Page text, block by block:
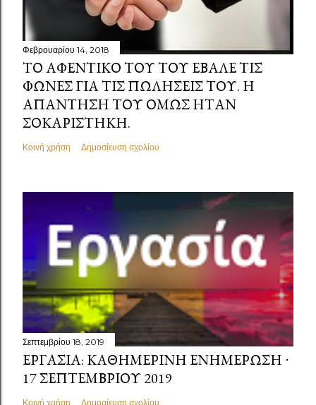
Φεβρουαρίου 14, 2018
ΤΟ ΑΦΕΝΤΙΚΌ ΤΟΥ ΤΟΥ ΈΒΑΛΕ ΤΙΣ
ΦΩΝΈΣ ΓΙΑ ΤΙΣ ΠΩΛΉΣΕΙΣ ΤΟΥ. Η
ΑΠΆΝΤΗΣΗ ΤΟΥ ΌΜΩΣ ΉΤΑΝ
ΣΟΚΑΡΙΣΤΗΚΉ.
Κοινή χρήση Δημοσίευση σχολίου
Σεπτεμβρίου 18, 2019
ΕΡΓΑΣΊΑ: ΚΑΘΗΜΕΡΙΝΉ ΕΝΗΜΈΡΩΣΗ ⋅
17 ΣΕΠΤΕΜΒΡΊΟΥ 2019
Κοινή χρήση Δημοσίευση σχολίου